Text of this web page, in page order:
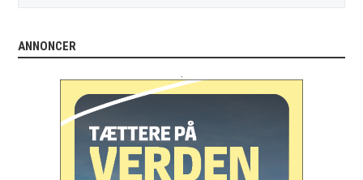
ANNONCER